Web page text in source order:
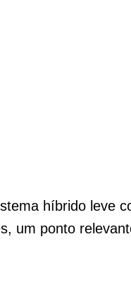
híbrido leve
um ponto